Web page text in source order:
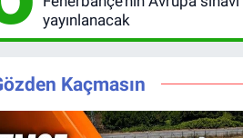
yayınlanacak
Kaçmasın